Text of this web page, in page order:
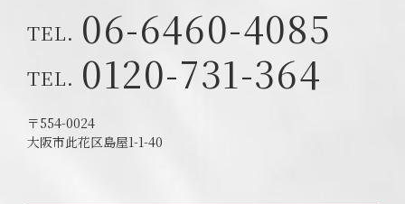
06-6460-4085
0120-731-364
〒554-0024
大阪市此花区島屋1-1-40